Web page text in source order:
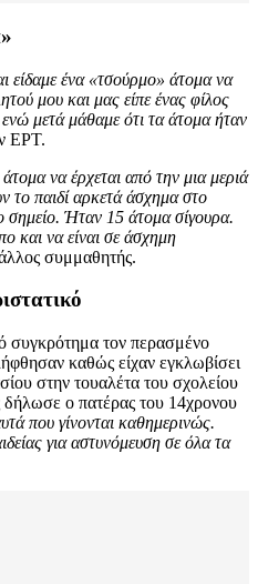
είδαμε ένα «τσούρμο» άτομα να
μου και μας είπε ένας φίλος
ενώ μετά μάθαμε ότι τα άτομα ήταν
ΕΡΤ.
να έρχεται από την μια μεριά
το παιδί αρκετά άσχημα στο
Ήταν 15 άτομα σίγουρα.
και να είναι σε άσχημη
συμμαθητής.
συγκρότημα τον περασμένο
καθώς είχαν εγκλωβίσει
στην τουαλέτα του σχολείου
ο πατέρας του 14χρονου
που γίνονται καθημερινώς.
για αστυνόμευση σε όλα τα